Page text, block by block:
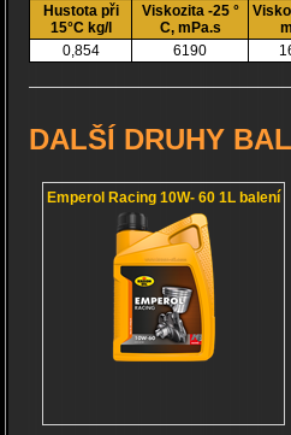
Hustota při
15°C kg/l
Viskozita -25 °
C, mPa.s
0,854
6190
DALŠÍ DRUHY
Emperol Racing 10W- 60 1L balení